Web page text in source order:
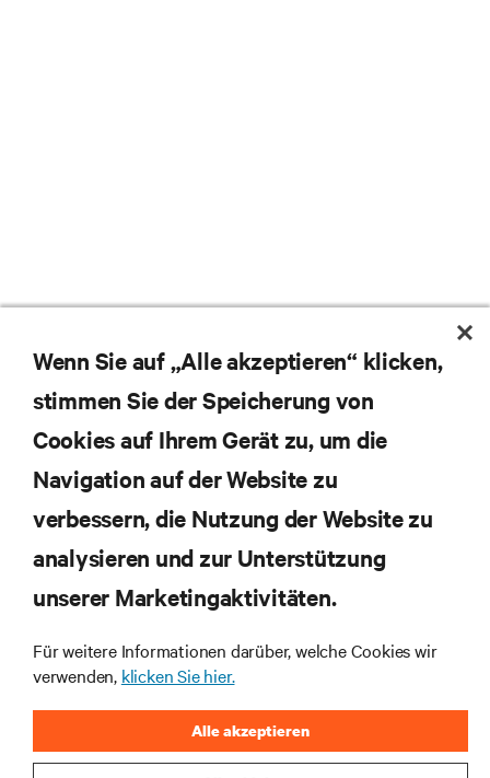
Abonnieren Sie unseren Newsletter und erhalten
die neuesten Technologietrends
Themen der Branche, mit aktuellen Diskussionen
und Einblicken von Experten in das
Rechenzentrums- und Infrastrukturmanagement.
JETZT ANMELDEN
Wenn Sie auf „Alle akzeptieren“ klicken,
stimmen Sie der Speicherung von
Cookies auf Ihrem Gerät zu, um die
Navigation auf der Website zu
verbessern, die Nutzung der Website zu
analysieren und zur Unterstützung
unserer Marketingaktivitäten.
Für weitere Informationen darüber, welche Cookies wir
verwenden, klicken Sie hier.
Alle akzeptieren